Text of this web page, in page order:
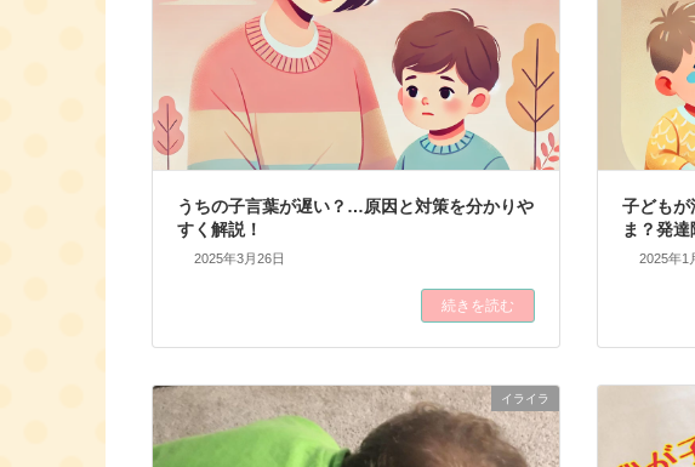
うちの子言葉が遅い？…原因と対策を分かりや
すく解説！
2025年3月26日
続きを読む
子ども
ま？発
2025年1
イライラ